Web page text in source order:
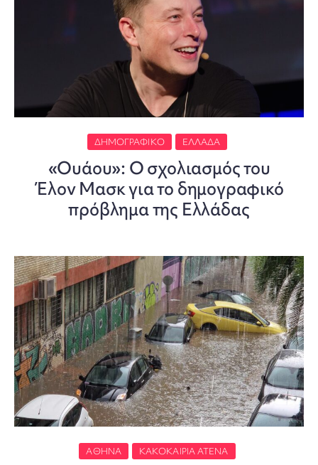
ΔΗΜΟΓΡΑΦΙΚΌ ΕΛΛΆΔΑ
«Ουάου»: Ο σχολιασμός του
Έλον Μασκ για το δημογραφικό
πρόβλημα της Ελλάδας
ΑΘΉΝΑ ΚΑΚΟΚΑΙΡΊΑ ATENA